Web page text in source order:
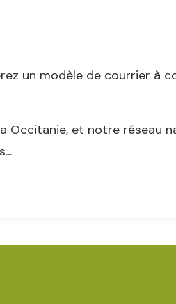
un modèle de courrier à
Occitanie, et notre réseau